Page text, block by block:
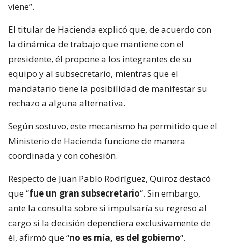
viene”.
El titular de Hacienda explicó que, de acuerdo con
la dinámica de trabajo que mantiene con el
presidente, él propone a los integrantes de su
equipo y al subsecretario, mientras que el
mandatario tiene la posibilidad de manifestar su
rechazo a alguna alternativa.
Según sostuvo, este mecanismo ha permitido que el
Ministerio de Hacienda funcione de manera
coordinada y con cohesión.
Respecto de Juan Pablo Rodríguez, Quiroz destacó
que “fue un gran subsecretario“. Sin embargo,
ante la consulta sobre si impulsaría su regreso al
cargo si la decisión dependiera exclusivamente de
él, afirmó que “no es mía, es del gobierno“.